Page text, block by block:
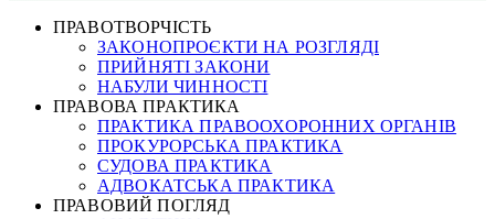
ПРАВОТВОРЧІСТЬ
ЗАКОНОПРОЄКТИ НА РОЗГЛЯДІ
ПРИЙНЯТІ ЗАКОНИ
НАБУЛИ ЧИННОСТІ
ПРАВОВА ПРАКТИКА
ПРАКТИКА ПРАВООХОРОННИХ ОРГАНІВ
ПРОКУРОРСЬКА ПРАКТИКА
СУДОВА ПРАКТИКА
АДВОКАТСЬКА ПРАКТИКА
ПРАВОВИЙ ПОГЛЯД